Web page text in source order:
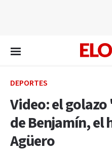
DEPORTES
Video: el
de Benjamín, el
Agüero